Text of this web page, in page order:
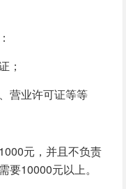
；
营业许可证等等
元，并且不负责
要10000元以上。